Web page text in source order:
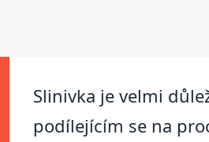
Slinivka je velmi
podílejícím se na